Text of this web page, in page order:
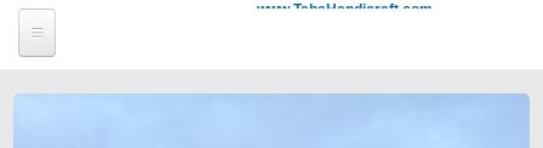
www.TahaHandicraft.com